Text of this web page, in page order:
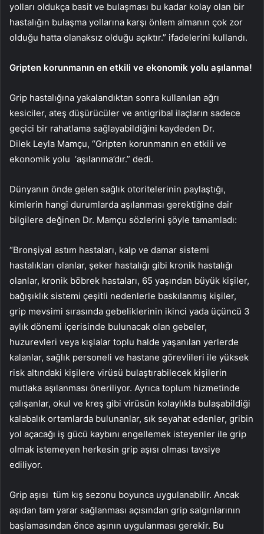
yolları oldukça basit ve bulaşması bu kadar kolay olan bir
hastalığın bulaşma yollarına karşı önlem almanın çok zor
olduğu hatta olanaksız olduğu açıktır.” ifadelerini kullandı.
Gripten korunmanın en etkili ve ekonomik yolu aşılanma!
Grip hastalığına yakalandıktan sonra kullanılan ağrı
kesiciler, ateş düşürücüler ve antigribal ilaçların sadece
geçici bir rahatlama sağlayabildiğini kaydeden Dr.
Dilek Leyla Mamçu, “Gripten korunmanın en etkili ve
ekonomik yolu ‘aşılanma’dır.” dedi.
Dünyanın önde gelen sağlık otoritelerinin paylaştığı,
kimlerin hangi durumlarda aşılanması gerektiğine dair
bilgilere değinen Dr. Mamçu sözlerini şöyle tamamladı:
“Bronşiyal astım hastaları, kalp ve damar sistemi
hastalıkları olanlar, şeker hastalığı gibi kronik hastalığı
olanlar, kronik böbrek hastaları, 65 yaşından büyük kişiler,
bağışıklık sistemi çeşitli nedenlerle baskılanmış kişiler,
grip mevsimi sırasında gebeliklerinin ikinci yada üçüncü 3
aylık dönemi içerisinde bulunacak olan gebeler,
huzurevleri veya kışlalar toplu halde yaşanılan yerlerde
kalanlar, sağlık personeli ve hastane görevlileri ile yüksek
risk altındaki kişilere virüsü bulaştırabilecek kişilerin
mutlaka aşılanması öneriliyor. Ayrıca toplum hizmetinde
çalışanlar, okul ve kreş gibi virüsün kolaylıkla bulaşabildiği
kalabalık ortamlarda bulunanlar, sık seyahat edenler, gribin
yol açacağı iş gücü kaybını engellemek isteyenler ile grip
olmak istemeyen herkesin grip aşısı olması tavsiye
ediliyor.
Grip aşısı tüm kış sezonu boyunca uygulanabilir. Ancak
aşıdan tam yarar sağlanması açısından grip salgınlarının
başlamasından önce aşının uygulanması gerekir. Bu